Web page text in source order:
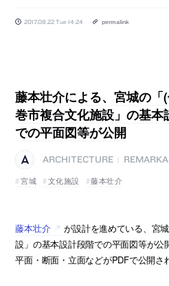
2017.08.22 Tue 14:24 permalink
藤本壮介による、宮城の「
巻市複合文化施設」の基本
での平面図等が公開
ARCHITECTURE
宮城
文化施設 藤本壮介
藤本壮介
が設計を進めている、宮
設」の基本設計段階での平面図等が公
平面・断面・立面などがPDFで公開さ